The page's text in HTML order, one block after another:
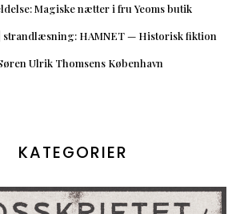
Magiske nætter i fru Yeoms butik
strandlæsning: HAMNET — Historisk fiktion
Ulrik Thomsens København
KATEGORIER